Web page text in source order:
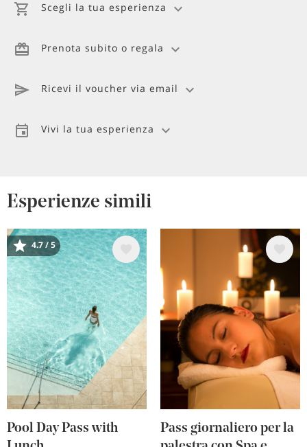
Scegli la tua esperienza
Prenota subito o regala
Ricevi il voucher via email
Vivi la tua esperienza
Esperienze simili
Immagine
4.7 / 5
Pool Day Pass with
Immagine
Pass giornaliero per la